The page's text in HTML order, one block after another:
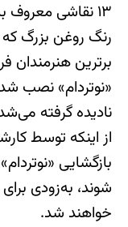
برترین
«نوتردام» نصب
نادیده گرفته
از اینکه توسط
بازگشایی
شوند،‌ به‌زودی
خواهند شد.